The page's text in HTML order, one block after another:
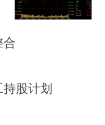
合
股计划